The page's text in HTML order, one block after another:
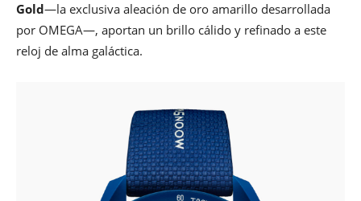
Gold—la exclusiva aleación de oro amarillo desarrollada
por OMEGA—, aportan un brillo cálido y refinado a este
reloj de alma galáctica.